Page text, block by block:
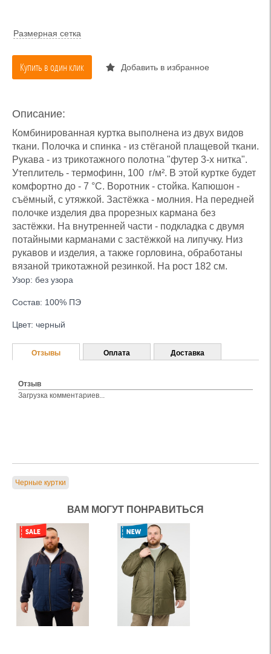
Размерная сетка
Купить в один клик Добавить в избранное
Описание:
Комбинированная куртка выполнена из двух видов
ткани. Полочка и спинка - из стёганой плащевой ткани.
Рукава - из трикотажного полотна "футер 3-х нитка".
Утеплитель - термофинн, 100 г/м². В этой куртке будет
комфортно до - 7 °С. Воротник - стойка. Капюшон -
съёмный, с утяжкой. Застёжка - молния. На передней
полочке изделия два прорезных кармана без
застёжки. На внутренней части - подкладка с двумя
потайными карманами с застёжкой на липучку. Низ
рукавов и изделия, а также горловина, обработаны
вязаной трикотажной резинкой. На рост 182 см.
Узор: без узора
Состав: 100% ПЭ
Цвет: черный
Отзывы
Отзыв
Загрузка комментариев...
Оплата Доставка
Черные куртки
ВАМ МОГУТ ПОНРАВИТЬСЯ